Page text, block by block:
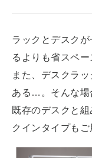
ラックとデスク
るよりも省スペー
また、デスクラ
ある…。そんな場
既存のデスクと
クインタイプもご